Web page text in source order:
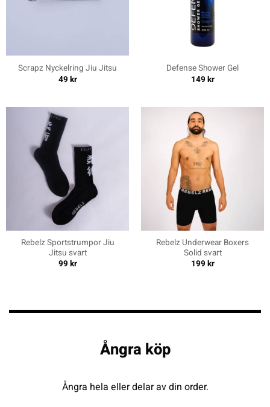
Scrapz Nyckelring Jiu Jitsu
49kr
Defense Shower Gel
149kr
Rebelz Sportstrumpor Jiu
Jitsu svart
99kr
Rebelz Underwear Boxers
Solid svart
199kr
Ångra köp
Ångra hela eller delar av din order.